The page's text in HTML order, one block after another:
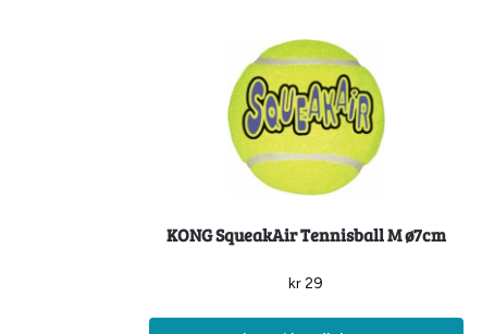
KONG SqueakAir Tennisball M ø7cm
kr29